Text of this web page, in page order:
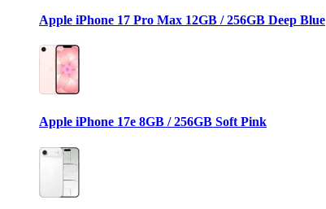
Apple iPhone 17 Pro Max 12GB / 256GB Deep Blue
Apple iPhone 17e 8GB / 256GB Soft Pink